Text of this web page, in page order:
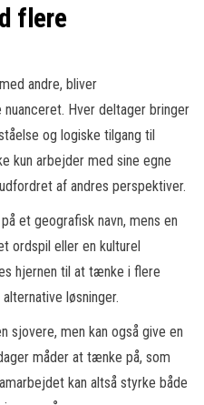
flere
andre, bliver
Hver deltager bringer
og logiske tilgang til
kun arbejder med sine egne
af andres perspektiver.
et geografisk navn, mens en
ordspil eller en kulturel
hjernen til at tænke i flere
løsninger.
sjovere, men kan også give en
måder at tænke på, som
kan altså styrke både